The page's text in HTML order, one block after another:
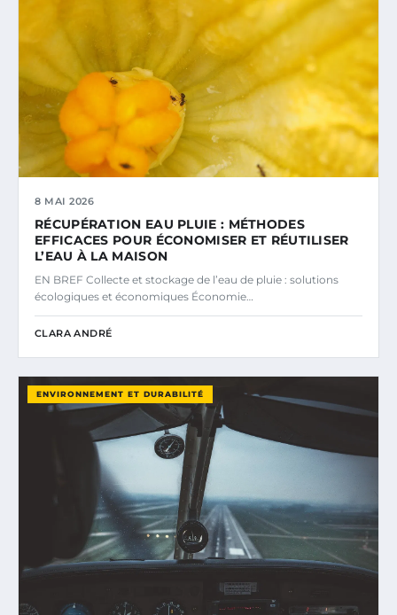
8 MAI 2026
RÉCUPÉRATION EAU PLUIE : MÉTHODES
EFFICACES POUR ÉCONOMISER ET RÉUTILISER
L’EAU À LA MAISON
EN BREF Collecte et stockage de l’eau de pluie : solutions
écologiques et économiques Économie…
CLARA ANDRÉ
ENVIRONNEMENT ET DURABILITÉ